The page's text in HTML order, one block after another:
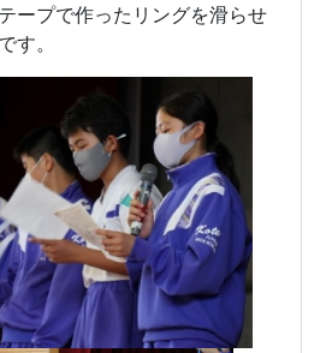
ープで作ったリングを滑らせ
す。